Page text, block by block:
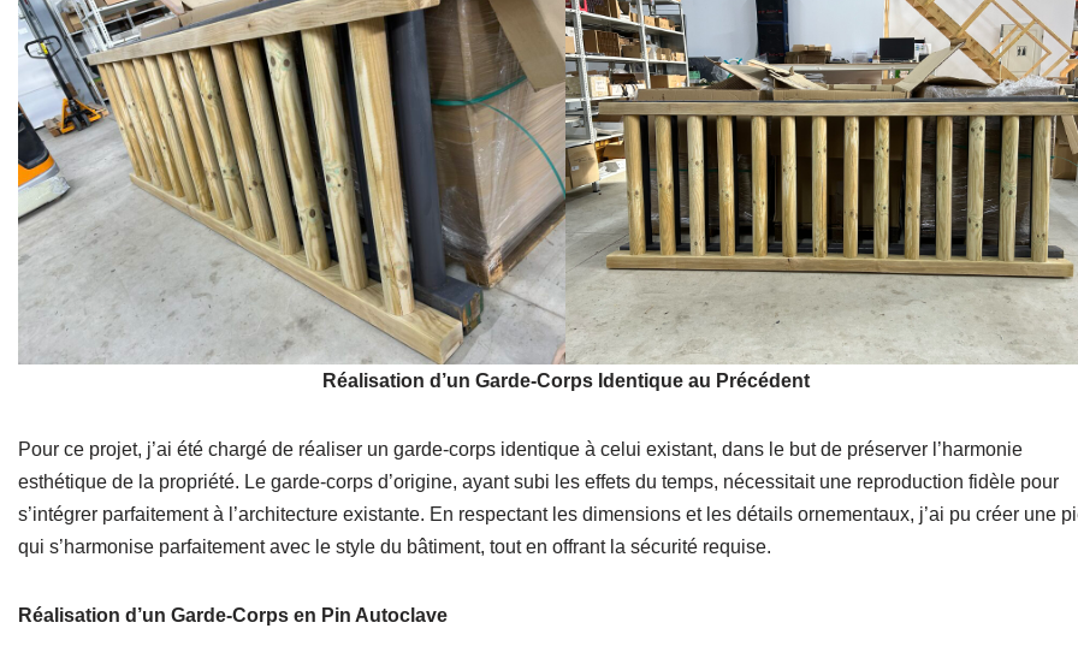
Réalisation d’un Garde-Corps Identique au Précédent
Pour ce projet, j’ai été chargé de réaliser un garde-corps identique à celui existant, dans le but de préserver l’harmonie
esthétique de la propriété. Le garde-corps d’origine, ayant subi les effets du temps, nécessitait une reproduction fidèle pour
s’intégrer parfaitement à l’architecture existante. En respectant les dimensions et les détails ornementaux, j’ai pu créer une
qui s’harmonise parfaitement avec le style du bâtiment, tout en offrant la sécurité requise.
Réalisation d’un Garde-Corps en Pin Autoclave